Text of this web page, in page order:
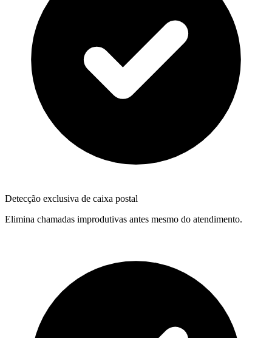
Detecção exclusiva de caixa postal
Elimina chamadas improdutivas antes mesmo do atendimento.